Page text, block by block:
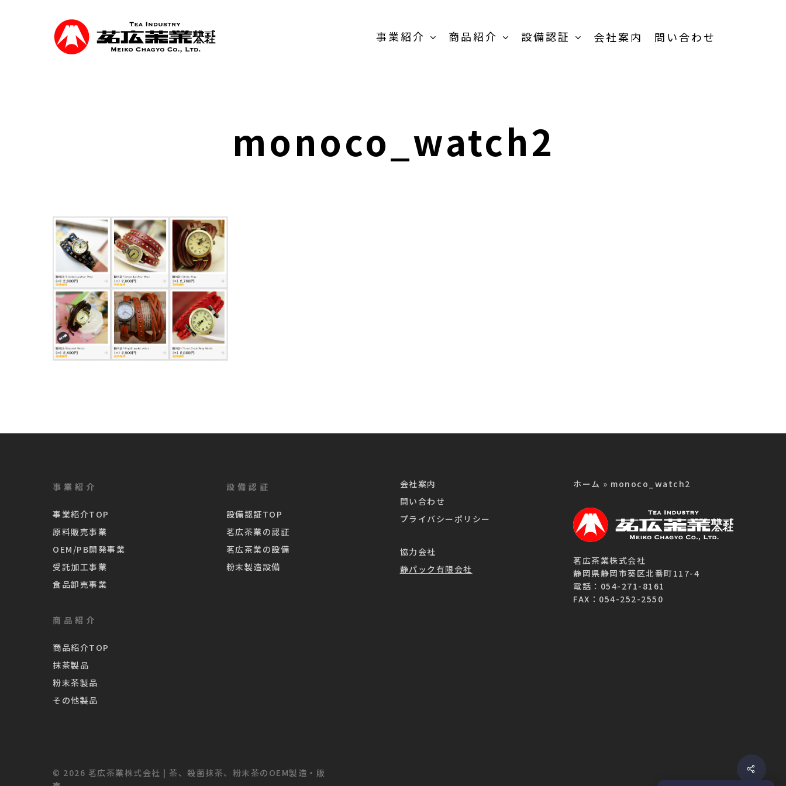
事業紹介
OEM/PB開発事
業-TOP
受託加工事業-
TOP
商品紹介
商品紹介-TOP
設備認証 会社案内 問い合わせ
monoco_watch2
事業紹介
事業紹介TOP
原料販売事業
OEM/PB開発事業
受託加工事業
食品卸売事業
商品紹介
商品紹介TOP
抹茶製品
粉末茶製品
その他製品
設備認証
設備認証TOP
茗広茶業の認証
茗広茶業の設備
粉末製造設備
会社案内
問い合わせ
プライバシーポリシー
協力会社
静パック有限会社
ホーム » monoco_watch2
茗広茶業株式会社
静岡県静岡市葵区北番町117-4
電話：054-271-8161
FAX：054-252-2550
© 2026 茗広茶業株式会社 | 茶、殺菌抹茶、粉末茶のOEM製造・販